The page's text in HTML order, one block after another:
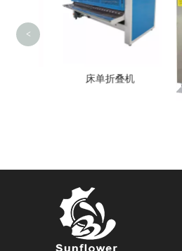
床单折叠机
<